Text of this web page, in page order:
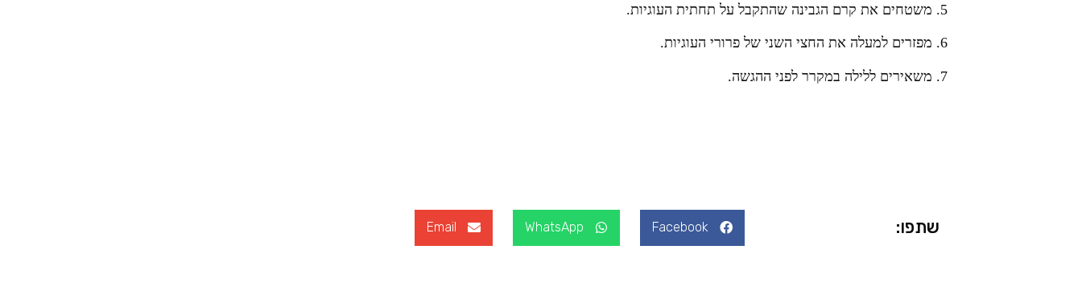
5. משטחים את קרם הגבינה שהתקבל על תחתית העוגיות.
6. מפזרים למעלה את החצי השני של פרורי העוגיות.
7. משאירים ללילה במקרר לפני ההגשה.
שתפו: Facebook
WhatsApp
Email